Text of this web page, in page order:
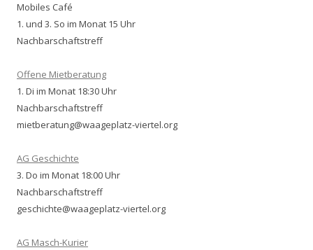
Mobiles Café
1. und 3. So im Monat 15 Uhr
Nachbarschaftstreff
Offene Mietberatung
1. Di im Monat 18:30 Uhr
Nachbarschaftstreff
mietberatung@waageplatz-viertel.org
AG Geschichte
3. Do im Monat 18:00 Uhr
Nachbarschaftstreff
geschichte@waageplatz-viertel.org
AG Masch-Kurier